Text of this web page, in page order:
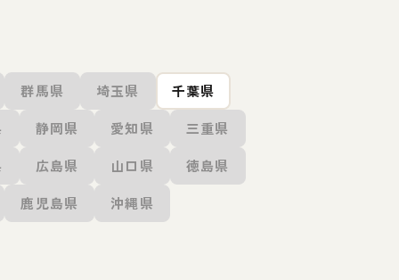
群馬県 埼玉県
千葉県
静岡県 愛知県
三重県
広島県 山口県
徳島県
鹿児島県
沖縄県